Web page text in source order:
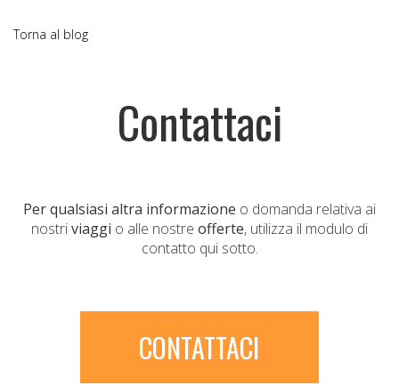
Torna al blog
Contattaci
Per qualsiasi altra informazione o domanda relativa ai
nostriviaggi o alle nostre offerte, utilizza il modulo di
contatto qui sotto.
CONTATTACI